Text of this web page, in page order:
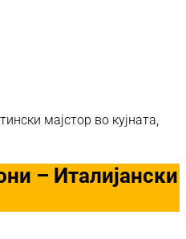
мајстор во кујната,
– Италијански